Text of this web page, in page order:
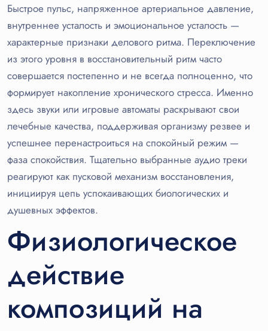
Быстрое пульс, напряженное артериальное давление,
внутреннее усталость и эмоциональное усталость —
характерные признаки делового ритма. Переключение
из этого уровня в восстановительный ритм часто
совершается постепенно и не всегда полноценно, что
формирует накопление хронического стресса. Именно
здесь звуки или игровые автоматы раскрывают свои
лечебные качества, поддерживая организму резвее и
успешнее перенастроиться на спокойный режим —
фаза спокойствия. Тщательно выбранные аудио треки
реагируют как пусковой механизм восстановления,
инициируя цепь успокаивающих биологических и
душевных эффектов.
Физиологическое
действие
композиций на